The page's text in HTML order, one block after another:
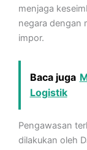
menjaga
negara dengan
impor.
Baca juga
Logistik
Pengawasan
dilakukan oleh